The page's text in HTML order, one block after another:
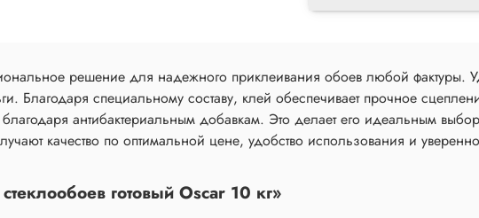
решение для надежного приклеивания обоев любой фактуры.
Благодаря специальному составу, клей обеспечивает прочное
антибактериальным добавкам. Это делает его идеальным
качество по оптимальной цене, удобство использования и
готовый Oscar 10 кг»